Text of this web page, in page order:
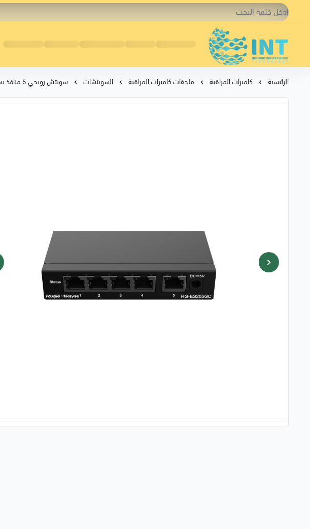
شبكة الابتكار التقنية
الرئيسية كاميرات المراقبة ملحقات كاميرات المراقبة السويتشات سويتش رويجي 5 منافذ بسرعة جيجابت مزود بتقنية PoE موديل RG-ES205GC-P